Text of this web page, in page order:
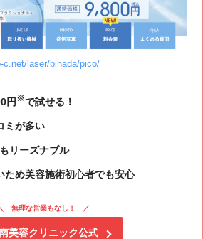
c.net/laser/bihada/pico/
円 ※で試せる！
ミが多い
リーズナブル
ため美容施術初心者でも安心
無理な営業もなし！
美容クリニック公式